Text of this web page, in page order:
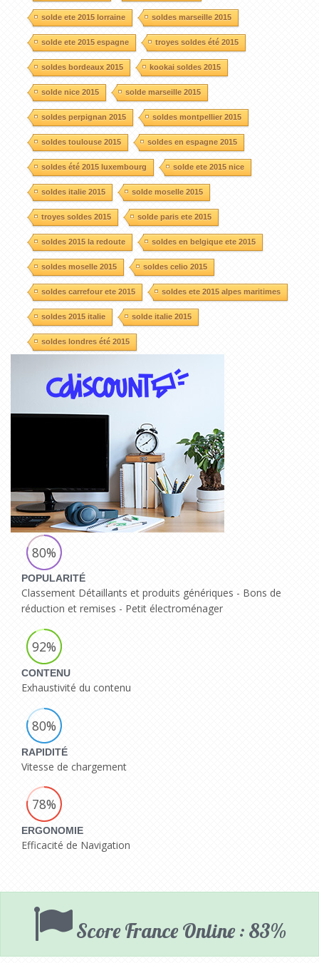
solde ete 2015 lorraine soldes marseille 2015
solde ete 2015 espagne troyes soldes été 2015
soldes bordeaux 2015 kookai soldes 2015
solde nice 2015 solde marseille 2015
soldes perpignan 2015 soldes montpellier 2015
soldes toulouse 2015 soldes en espagne 2015
soldes été 2015 luxembourg solde ete 2015 nice
soldes italie 2015 solde moselle 2015
troyes soldes 2015 solde paris ete 2015
soldes 2015 la redoute soldes en belgique ete 2015
soldes moselle 2015 soldes celio 2015
soldes carrefour ete 2015 soldes ete 2015 alpes maritimes
soldes 2015 italie solde italie 2015
soldes londres été 2015
80%
POPULARITÉ
Classement Détaillants et produits génériques - Bons de
réduction et remises - Petit électroménager
92%
CONTENU
Exhaustivité du contenu
80%
RAPIDITÉ
Vitesse de chargement
78%
ERGONOMIE
Efficacité de Navigation
Score France Online : 83%